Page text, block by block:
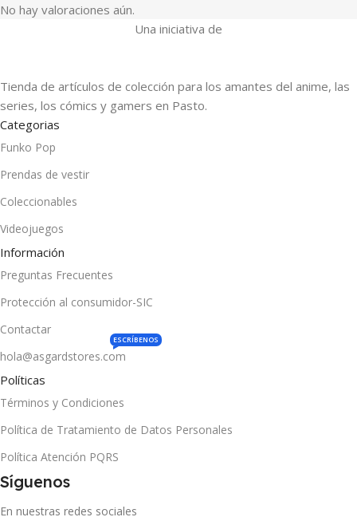
No hay valoraciones aún.
Una iniciativa de
Tienda de artículos de colección para los amantes del anime, las
series, los cómics y gamers en Pasto.
Categorias
Funko Pop
Prendas de vestir
Coleccionables
Videojuegos
Información
Preguntas Frecuentes
Protección al consumidor-SIC
Contactar
hola@asgardstores.com
ESCRÍBENOS
Políticas
Términos y Condiciones
Política de Tratamiento de Datos Personales
Política Atención PQRS
Síguenos
En nuestras redes sociales